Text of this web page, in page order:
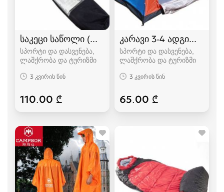
საკეცი საწოლი (ლეჟანკა) გასაშლელი საწოლი
სპორტი და დასვენება,
ლაშქრობა და ტურიზმი
3 კვირის წინ
110.00 ₾
კარავი 3-4 ადგილიანი
სპორტი და დასვენება,
ლაშქრობა და ტურიზმი
3 კვირის წინ
65.00 ₾